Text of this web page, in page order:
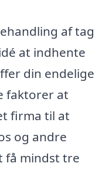
af tag
at indhente
din endelige
faktorer at
firma til at
og andre
få mindst tre